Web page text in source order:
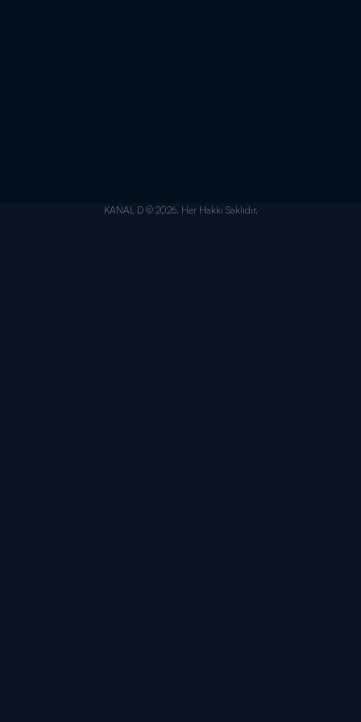
KANAL D © 2026. Her Hakkı Saklıdır.